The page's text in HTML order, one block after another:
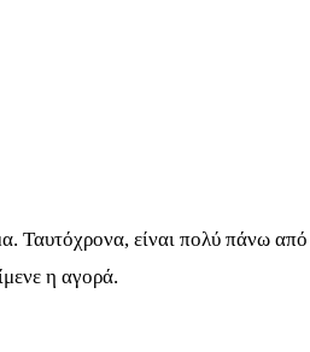
Ταυτόχρονα, είναι πολύ πάνω
η αγορά.